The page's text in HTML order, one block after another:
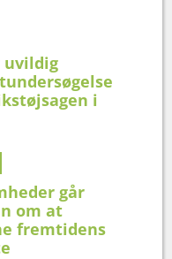
i
går
om at
fremtidens